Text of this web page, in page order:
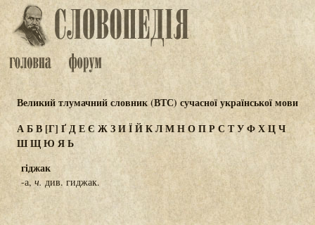
Великий тлумачний словник (ВТС) сучасної української мови
АБВ[Г] ҐДЕЄ ЖЗИЇЙКЛМНОПР СТУФХЦЧ
ШЩЮЯЬ
гіджак
-а, ч. див. гиджак.